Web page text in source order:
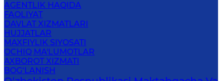
AGENTLIK HAQIDA
FAOLIYAT
DAVLAT XIZMATLARI
HUJJATLAR
MAXFIYLIK SIYOSATI
OCHIQ MA'LUMOTLAR
AXBOROT XIZMATI
BOG‘LANISH